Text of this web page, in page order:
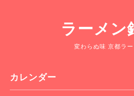
ラーメン
変わらぬ味 京都ラー
カレンダー